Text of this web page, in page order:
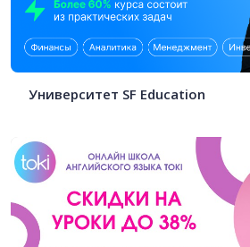
Университет SF Education